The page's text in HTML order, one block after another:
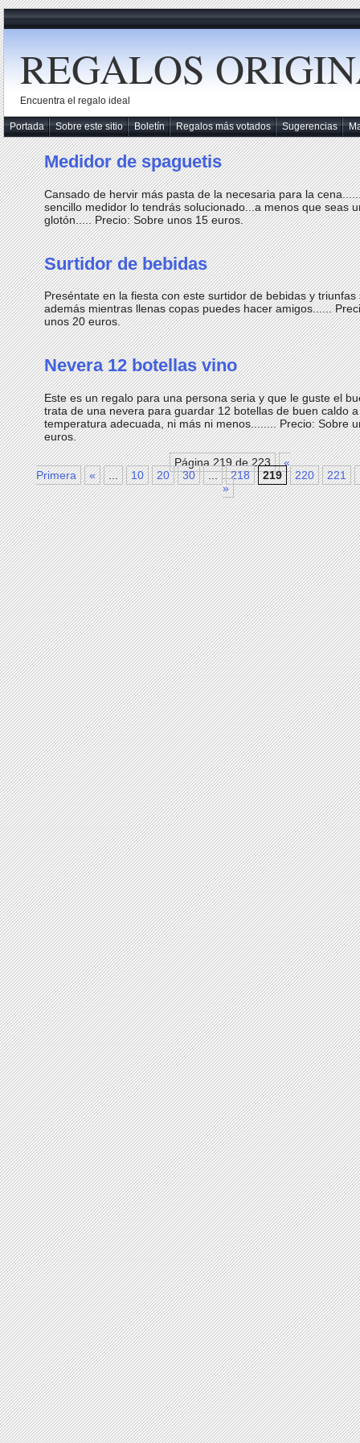
REGALOS
Encuentra el regalo ideal
Portada Sobre este sitio Boletín Regalos más votados Sugerencias
Medidor de spaguetis
Cansado de hervir más pasta de la necesaria para la
sencillo medidor lo tendrás solucionado...a menos que seas
glotón..... Precio: Sobre unos 15 euros.
Surtidor de bebidas
Preséntate en la fiesta con este surtidor de bebidas y triunfas
además mientras llenas copas puedes hacer amigos......
unos 20 euros.
Nevera 12 botellas vino
Este es un regalo para una persona seria y que le guste el
trata de una nevera para guardar 12 botellas de buen caldo
temperatura adecuada, ni más ni menos........ Precio: Sobre
euros.
Página 219 de 223
«
Primera
« ... 10 20 30 ... 218 219 220 221
»